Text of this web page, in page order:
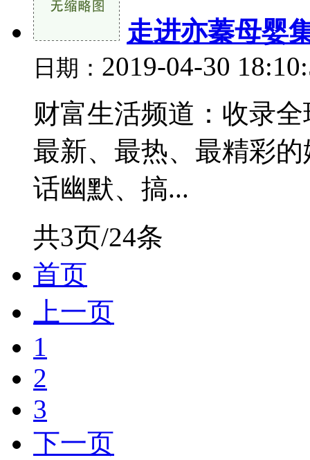
走进亦蓁母婴
日期： 2019-04-30
财富生活频道：收录
最新、最热、最精彩
话幽默、搞...
共3页/24条
首页
上一页
1
2
3
下一页